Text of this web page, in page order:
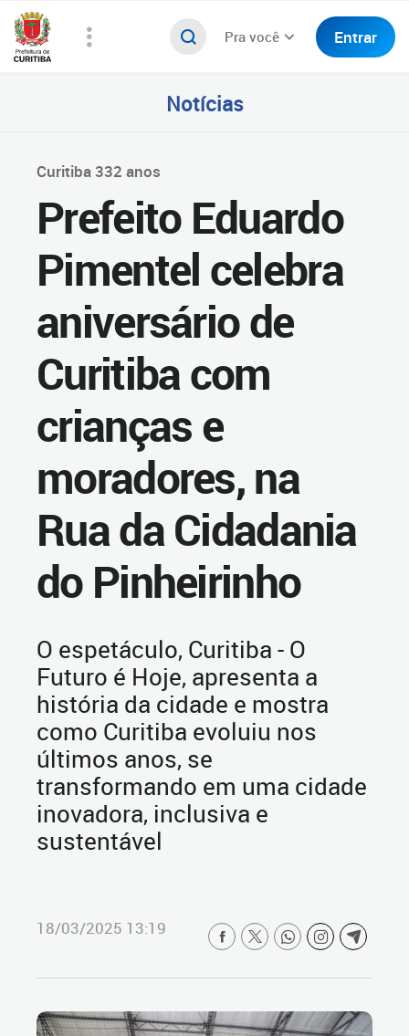
Pra você Entrar
Notícias
Curitiba 332 anos
Prefeito Eduardo
Pimentel celebra
aniversário de
Curitiba com
crianças e
moradores, na
Rua da Cidadania
do Pinheirinho
O espetáculo, Curitiba - O
Futuro é Hoje, apresenta a
história da cidade e mostra
como Curitiba evoluiu nos
últimos anos, se
transformando em uma cidade
inovadora, inclusiva e
sustentável
18/03/2025 13:19